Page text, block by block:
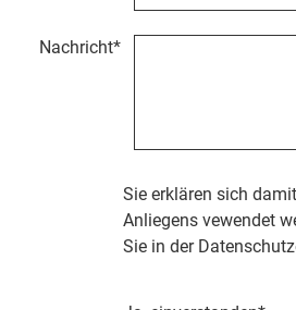
Nachricht*
Sie erklären sich
Anliegens vewendet
Sie in der